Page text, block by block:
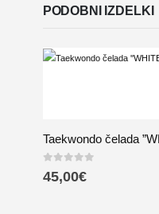
PODOBNI IZDELKI
Taekwondo čelada
0out of 5
45,00€